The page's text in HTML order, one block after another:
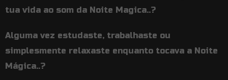
tua vida ao som da Noite Magica..?
Alguma vez estudaste, trabalhaste ou
simplesmente relaxaste enquanto tocava a Noite
Mágica..?